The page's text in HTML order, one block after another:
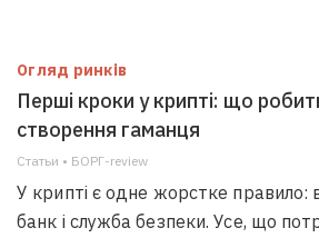
Огляд ринків
Перші кроки у крипті: що
створення гаманця
Статьи • БОРГ-review
У крипті є одне жорстке правило:
банк і служба безпеки. Усе, що